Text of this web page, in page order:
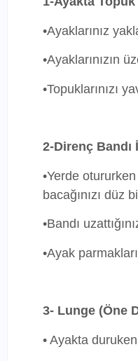
•Ayaklarınız
•Ayaklarınızın
•Topuklarınızı
2-Direnç
•Yerde
bacağınızı düz
•Bandı
•Ayak
3- Lunge (Öne
• Ayakta